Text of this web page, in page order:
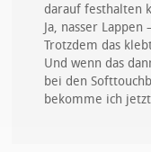
darauf festhalten
Ja, nasser Lappen
Trotzdem das
Und wenn das
bei den
bekomme ich